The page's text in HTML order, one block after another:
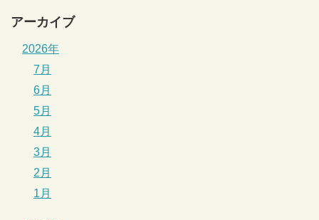
アーカイブ
2026年
7月
6月
5月
4月
3月
2月
1月